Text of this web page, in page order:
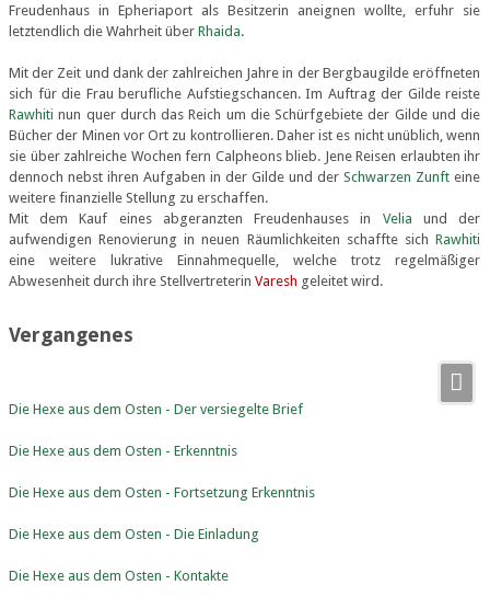
Freudenhaus in Epheriaport als Besitzerin aneignen wollte, erfuhr sie
letztendlich die Wahrheit über Rhaida.
Mit der Zeit und dank der zahlreichen Jahre in der Bergbaugilde eröffneten
sich für die Frau berufliche Aufstiegschancen. Im Auftrag der Gilde reiste
Rawhiti nun quer durch das Reich um die Schürfgebiete der Gilde und die
Bücher der Minen vor Ort zu kontrollieren. Daher ist es nicht unüblich, wenn
sie über zahlreiche Wochen fern Calpheons blieb. Jene Reisen erlaubten ihr
dennoch nebst ihren Aufgaben in der Gilde und der Schwarzen Zunft eine
weitere finanzielle Stellung zu erschaffen.
Mit dem Kauf eines abgeranzten Freudenhauses in Velia und der
aufwendigen Renovierung in neuen Räumlichkeiten schaffte sich Rawhiti
eine weitere lukrative Einnahmequelle, welche trotz regelmäßiger
Abwesenheit durch ihre Stellvertreterin Varesh geleitet wird.
Vergangenes
Die Hexe aus dem Osten - Der versiegelte Brief
Die Hexe aus dem Osten - Erkenntnis
Die Hexe aus dem Osten - Fortsetzung Erkenntnis
Die Hexe aus dem Osten - Die Einladung
Die Hexe aus dem Osten - Kontakte